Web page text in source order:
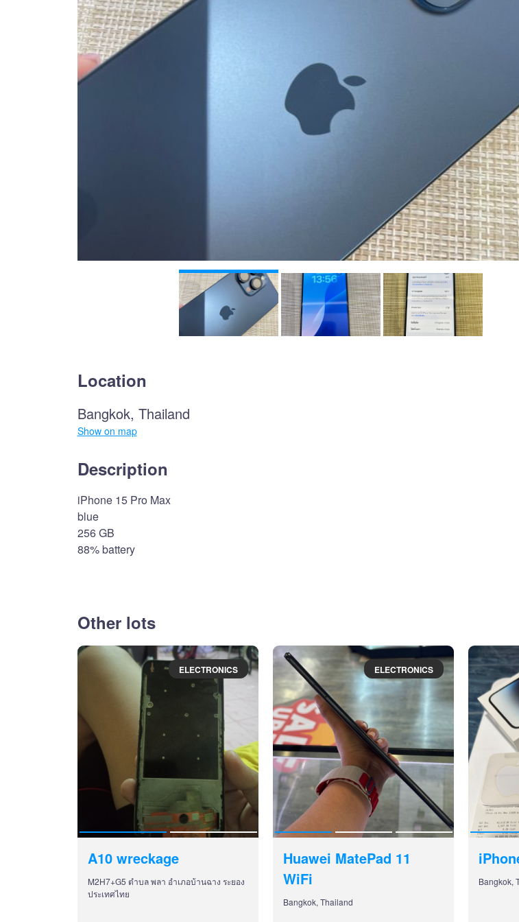
Location
Bangkok, Thailand
Show on map
Description
iPhone 15 Pro Max
blue
256 GB
88% battery
Other lots
ELECTRONICS
A10 wreckage
M2H7+G5 ตำบล พลา อำเภอบ้านฉาง ระยอง
ประเทศไทย
ELECTRONICS
Huawei MatePad 11
WiFi
Bangkok, Thailand
Bangkok,